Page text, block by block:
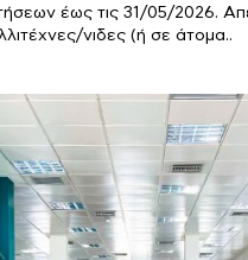
έως τις 31/05/2026.
νιδες (ή σε άτομα..